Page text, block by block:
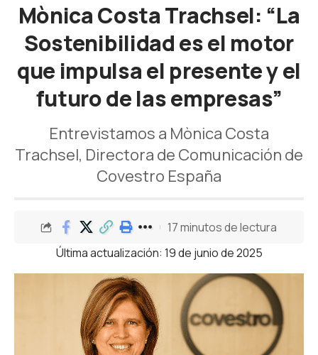
Mònica Costa Trachsel: “La
Sostenibilidad es el motor
que impulsa el presente y el
futuro de las empresas”
Entrevistamos a Mònica Costa
Trachsel, Directora de Comunicación de
Covestro España
Última actualización: 19 de junio de 2025
17 minutos de lectura